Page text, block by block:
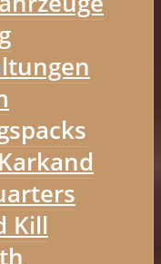
Kill